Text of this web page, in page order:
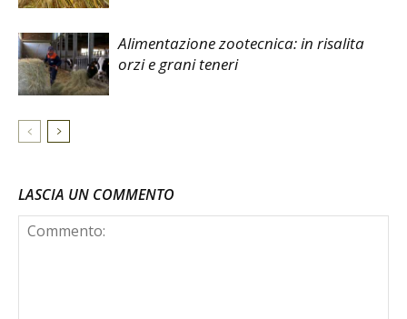
Alimentazione zootecnica: in risalita
orzi e grani teneri
LASCIA UN COMMENTO